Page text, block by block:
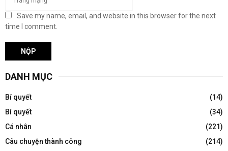
Save my name, email, and website in this browser for the next
time I comment.
DANH MỤC
Bí quyết
(14)
Bí quyết
(34)
Cá nhân
(221)
Câu chuyện thành công
(214)